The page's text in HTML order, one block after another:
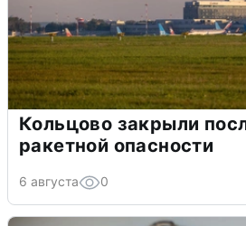
Кольцово закрыли
ракетной опасности
6 августа 0